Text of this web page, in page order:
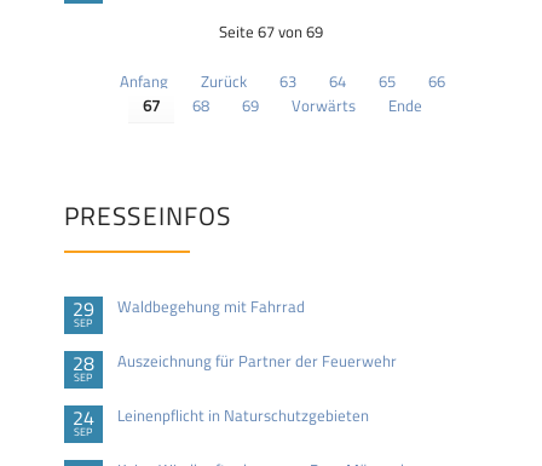
Seite 67 von 69
Anfang Zurück 63 64 65
66
67
68 69 Vorwärts Ende
PRESSEINFOS
29
SEP
Waldbegehung mit Fahrrad
28
SEP
Auszeichnung für Partner der Feuerwehr
24
SEP
Leinenpflicht in Naturschutzgebieten